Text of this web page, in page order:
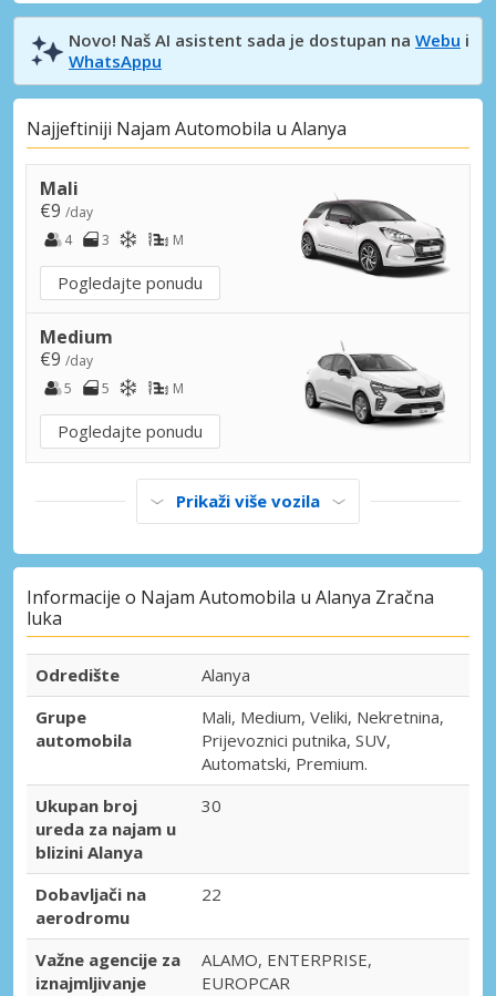
Novo! Naš AI asistent sada je dostupan na Webu i
WhatsAppu
Najjeftiniji Najam Automobila u Alanya
Mali
€9 /day
4
3 M
Pogledajte ponudu
Medium
€9 /day
5
5 M
Pogledajte ponudu
Prikaži više vozila
Informacije o Najam Automobila u Alanya Zračna
luka
Odredište
Alanya
Grupe
automobila
Mali, Medium, Veliki, Nekretnina,
Prijevoznici putnika, SUV,
Automatski, Premium.
Ukupan broj
ureda za najam u
blizini Alanya
30
Dobavljači na
aerodromu
22
Važne agencije za
iznajmljivanje
ALAMO, ENTERPRISE,
EUROPCAR